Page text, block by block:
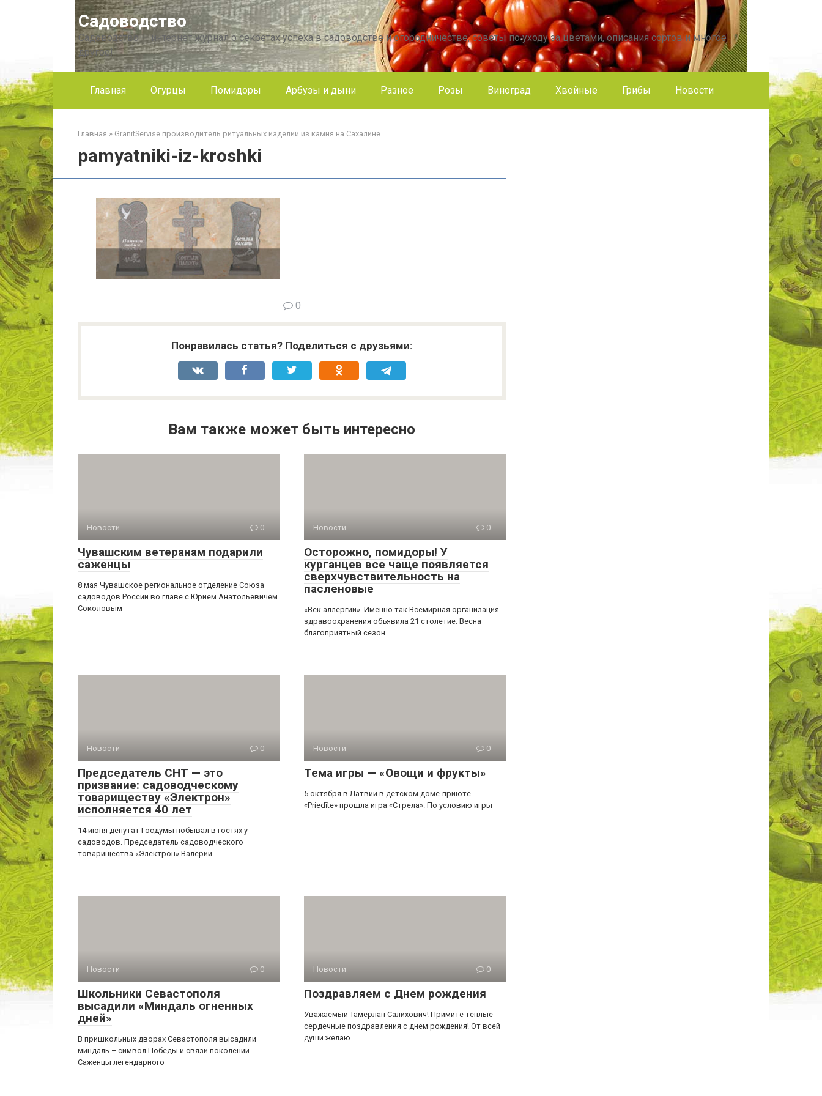
Садоводство
Садоводство — интернет журнал о секретах успеха в садоводстве и огородничестве, советы по уходу за цветами, описания сортов и многое
другое!
Главная Огурцы Помидоры Арбузы и дыни Разное Розы Виноград Хвойные Грибы Новости
Главная » GranitServise производитель ритуальных изделий из камня на Сахалине
pamyatniki-iz-kroshki
0
Понравилась статья? Поделиться с друзьями:
Вам также может быть интересно
Новости 0
Чувашским ветеранам подарили
саженцы
8 мая Чувашское региональное отделение Союза
садоводов России во главе с Юрием Анатольевичем
Соколовым
Новости 0
Осторожно, помидоры! У
курганцев все чаще появляется
сверхчувствительность на
пасленовые
«Век аллергий». Именно так Всемирная организация
здравоохранения объявила 21 столетие. Весна —
благоприятный сезон
Новости 0
Председатель СНТ — это
призвание: садоводческому
товариществу «Электрон»
исполняется 40 лет
14 июня депутат Госдумы побывал в гостях у
садоводов. Председатель садоводческого
товарищества «Электрон» Валерий
Новости 0
Тема игры — «Овощи и фрукты»
5 октября в Латвии в детском доме-приюте
«Priedīte» прошла игра «Стрела». По условию игры
Новости 0
Школьники Севастополя
высадили «Миндаль огненных
дней»
В пришкольных дворах Севастополя высадили
миндаль – символ Победы и связи поколений.
Саженцы легендарного
Новости 0
Поздравляем с Днем рождения
Уважаемый Тамерлан Салихович! Примите теплые
сердечные поздравления с днем рождения! От всей
души желаю